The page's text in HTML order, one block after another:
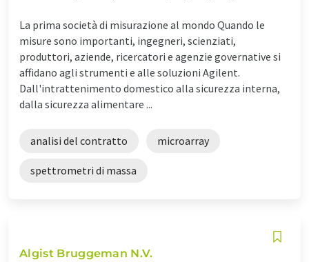
La prima società di misurazione al mondo Quando le
misure sono importanti, ingegneri, scienziati,
produttori, aziende, ricercatori e agenzie governative si
affidano agli strumenti e alle soluzioni Agilent.
Dall'intrattenimento domestico alla sicurezza interna,
dalla sicurezza alimentare ...
analisi del contratto microarray
spettrometri di massa
Algist Bruggeman N.V.